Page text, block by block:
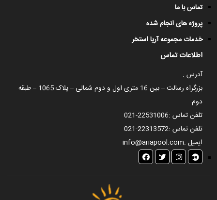
تماس با ما
پروژه های انجام شده
خدمات مجموعه آریا استخر
اطلاعات تماس
آدرس :
بزرگراه رسالت – بین 16 متری اول و دوم شمالی – پلاک 1065 – طبقه
دوم
تلفن تماس :021-22531006
تلفن تماس :021-22313572
ایمیل :info@ariapool.com